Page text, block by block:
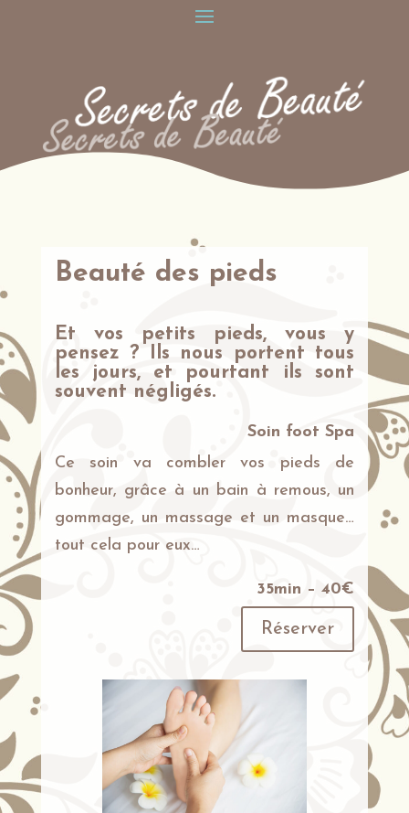
Beauté des pieds
Et vos petits pieds, vous y
pensez ? Ils nous portent tous
les jours, et pourtant ils sont
souvent négligés.
Soin foot Spa
Ce soin va combler vos pieds de
bonheur, grâce à un bain à remous, un
gommage, un massage et un masque…
tout cela pour eux…
35min – 40€
Réserver